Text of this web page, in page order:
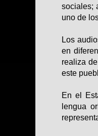
sociales;
uno de
Los
en
realiza
este
En el
lengua